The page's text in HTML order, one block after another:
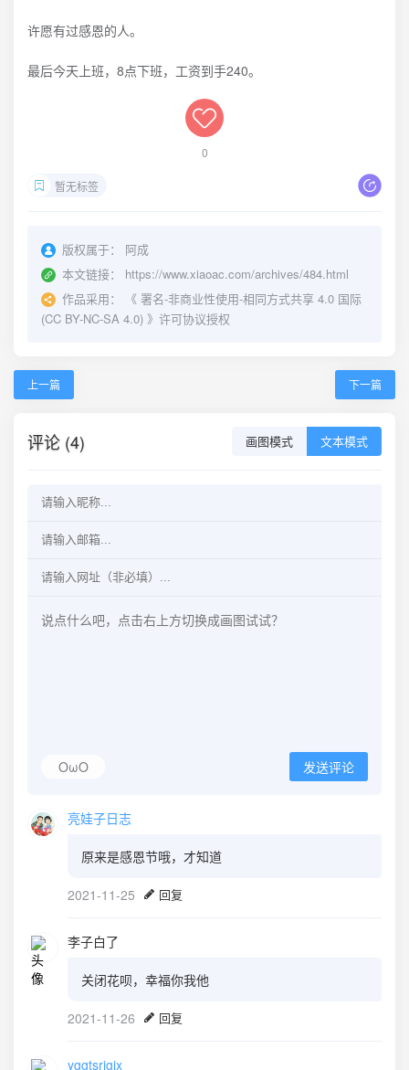
许愿有过感恩的人。
最后今天上班，8点下班，工资到手240。
0
暂无标签
版权属于：
阿成
本文链接：
https://www.xiaoac.com/archives/484.html
作品采用：
《 署名-非商业性使用-相同方式共享 4.0 国际
(CC BY-NC-SA 4.0) 》许可协议授权
上一篇 下一篇
评论 (4) 画图模式 文本模式
OωO 发送评论
亮娃子日志
原来是感恩节哦，才知道
2021-11-25 回复
李子白了
关闭花呗，幸福你我他
2021-11-26 回复
yggtsrigjx